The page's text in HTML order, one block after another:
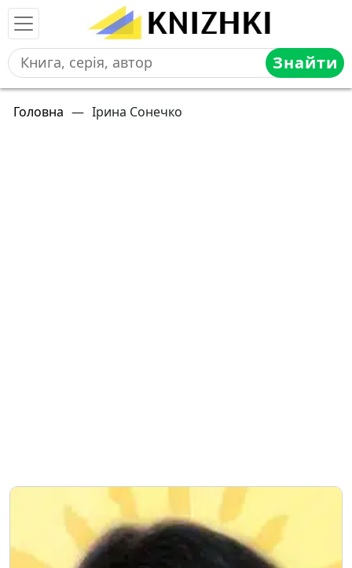
Знайти
Головна — Ірина Сонечко